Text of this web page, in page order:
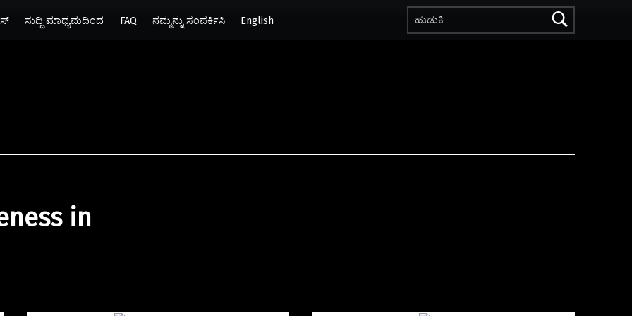
ಇದಕ್ಕಾಗಿ ಹುಡುಕಿ:
ಸುದ್ದಿ ಮಾಧ್ಯಮದಿಂದ FAQ ನಮ್ಮನ್ನು ಸಂಪರ್ಕಿಸಿ English
in